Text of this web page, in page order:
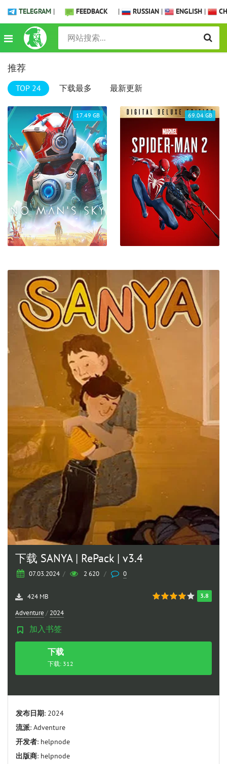
TELEGRAM | FEEDBACK | RUSSIAN | ENGLISH |
推荐
TOP 24 下载最多 最新更新
17.49 GB 69.04 GB
下载 SANYA | RePack | v3.4
07.03.2024 / 2 620 / 0
3.8
424 MB
Adventure / 2024
加入书签
下载
种子
下载: 312
发布日期: 2024
流派: Adventure
开发者: helpnode
出版商: helpnode